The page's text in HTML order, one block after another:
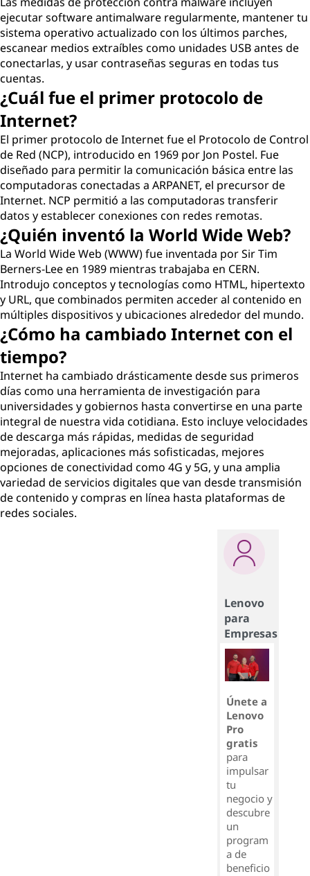
ejecutar software antimalware regularmente, mantener tu
sistema operativo actualizado con los últimos parches,
escanear medios extraíbles como unidades USB antes de
conectarlas, y usar contraseñas seguras en todas tus
cuentas.
¿Cuál fue el primer protocolo de
Internet?
El primer protocolo de Internet fue el Protocolo de Control
de Red (NCP), introducido en 1969 por Jon Postel. Fue
diseñado para permitir la comunicación básica entre las
computadoras conectadas a ARPANET, el precursor de
Internet. NCP permitió a las computadoras transferir
datos y establecer conexiones con redes remotas.
¿Quién inventó la World Wide Web?
La World Wide Web (WWW) fue inventada por Sir Tim
Berners-Lee en 1989 mientras trabajaba en CERN.
Introdujo conceptos y tecnologías como HTML, hipertexto
y URL, que combinados permiten acceder al contenido en
múltiples dispositivos y ubicaciones alrededor del mundo.
¿Cómo ha cambiado Internet con el
tiempo?
Internet ha cambiado drásticamente desde sus primeros
días como una herramienta de investigación para
universidades y gobiernos hasta convertirse en una parte
integral de nuestra vida cotidiana. Esto incluye velocidades
de descarga más rápidas, medidas de seguridad
mejoradas, aplicaciones más sofisticadas, mejores
opciones de conectividad como 4G y 5G, y una amplia
variedad de servicios digitales que van desde transmisión
de contenido y compras en línea hasta plataformas de
redes sociales.
Lenovo
para
Empresas
Únete a
Lenovo
Pro
gratis
para
impulsar
tu
negocio y
descubre
un
program
a de
beneficio